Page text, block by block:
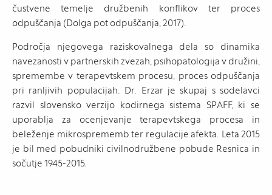
čustvene temelje družbenih konflikov ter proces
odpuščanja (Dolga pot odpuščanja, 2017).
Področja njegovega raziskovalnega dela so dinamika
navezanosti v partnerskih zvezah, psihopatologija v družini,
spremembe v terapevtskem procesu, proces odpuščanja
pri ranljivih populacijah. Dr. Erzar je skupaj s sodelavci
razvil slovensko verzijo kodirnega sistema SPAFF, ki se
uporablja za ocenjevanje terapevtskega procesa in
beleženje mikrosprememb ter regulacije afekta. Leta 2015
je bil med pobudniki civilnodružbene pobude Resnica in
sočutje 1945-2015.